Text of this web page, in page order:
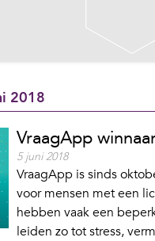
2018
VraagApp
5 juni 2018
VraagApp is sinds
voor mensen met een
hebben vaak een
leiden zo tot stress,